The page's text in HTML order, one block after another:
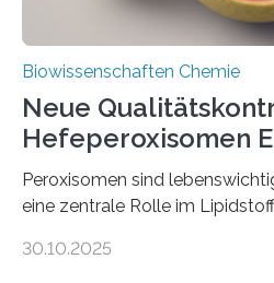
Biowissenschaften Chemie
Neue
Hefeperoxisomen
Peroxisomen sind
eine zentrale Rolle im
erfüllen können, müssen
30.10.2025